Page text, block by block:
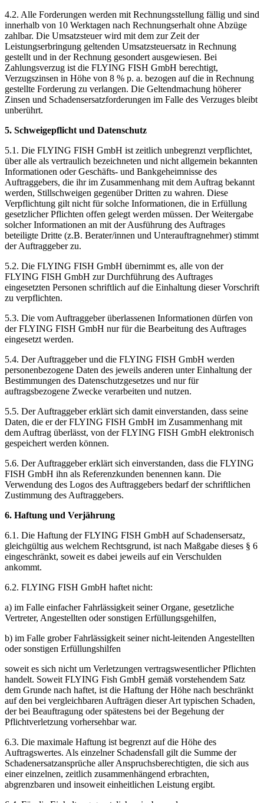
4.2. Alle Forderungen werden mit Rechnungsstellung fällig und sind
innerhalb von 10 Werktagen nach Rechnungserhalt ohne Abzüge
zahlbar. Die Umsatzsteuer wird mit dem zur Zeit der
Leistungserbringung geltenden Umsatzsteuersatz in Rechnung
gestellt und in der Rechnung gesondert ausgewiesen. Bei
Zahlungsverzug ist die FLYING FISH GmbH berechtigt,
Verzugszinsen in Höhe von 8 % p. a. bezogen auf die in Rechnung
gestellte Forderung zu verlangen. Die Geltendmachung höherer
Zinsen und Schadensersatzforderungen im Falle des Verzuges bleibt
unberührt.
5. Schweigepflicht und Datenschutz
5.1. Die FLYING FISH GmbH ist zeitlich unbegrenzt verpflichtet,
über alle als vertraulich bezeichneten und nicht allgemein bekannten
Informationen oder Geschäfts- und Bankgeheimnisse des
Auftraggebers, die ihr im Zusammenhang mit dem Auftrag bekannt
werden, Stillschweigen gegenüber Dritten zu wahren. Diese
Verpflichtung gilt nicht für solche Informationen, die in Erfüllung
gesetzlicher Pflichten offen gelegt werden müssen. Der Weitergabe
solcher Informationen an mit der Ausführung des Auftrages
beteiligte Dritte (z.B. Berater/innen und Unterauftragnehmer) stimmt
der Auftraggeber zu.
5.2. Die FLYING FISH GmbH übernimmt es, alle von der
FLYING FISH GmbH zur Durchführung des Auftrages
eingesetzten Personen schriftlich auf die Einhaltung dieser Vorschrift
zu verpflichten.
5.3. Die vom Auftraggeber überlassenen Informationen dürfen von
der FLYING FISH GmbH nur für die Bearbeitung des Auftrages
eingesetzt werden.
5.4. Der Auftraggeber und die FLYING FISH GmbH werden
personenbezogene Daten des jeweils anderen unter Einhaltung der
Bestimmungen des Datenschutzgesetzes und nur für
auftragsbezogene Zwecke verarbeiten und nutzen.
5.5. Der Auftraggeber erklärt sich damit einverstanden, dass seine
Daten, die er der FLYING FISH GmbH im Zusammenhang mit
dem Auftrag überlässt, von der FLYING FISH GmbH elektronisch
gespeichert werden können.
5.6. Der Auftraggeber erklärt sich einverstanden, dass die FLYING
FISH GmbH ihn als Referenzkunden benennen kann. Die
Verwendung des Logos des Auftraggebers bedarf der schriftlichen
Zustimmung des Auftraggebers.
6. Haftung und Verjährung
6.1. Die Haftung der FLYING FISH GmbH auf Schadensersatz,
gleichgültig aus welchem Rechtsgrund, ist nach Maßgabe dieses § 6
eingeschränkt, soweit es dabei jeweils auf ein Verschulden
ankommt.
6.2. FLYING FISH GmbH haftet nicht:
a) im Falle einfacher Fahrlässigkeit seiner Organe, gesetzliche
Vertreter, Angestellten oder sonstigen Erfüllungsgehilfen,
b) im Falle grober Fahrlässigkeit seiner nicht-leitenden Angestellten
oder sonstigen Erfüllungshilfen
soweit es sich nicht um Verletzungen vertragswesentlicher Pflichten
handelt. Soweit FLYING Fish GmbH gemäß vorstehendem Satz
dem Grunde nach haftet, ist die Haftung der Höhe nach beschränkt
auf den bei vergleichbaren Aufträgen dieser Art typischen Schaden,
der bei Beauftragung oder spätestens bei der Begehung der
Pflichtverletzung vorhersehbar war.
6.3. Die maximale Haftung ist begrenzt auf die Höhe des
Auftragswertes. Als einzelner Schadensfall gilt die Summe der
Schadenersatzansprüche aller Anspruchsberechtigten, die sich aus
einer einzelnen, zeitlich zusammenhängend erbrachten,
abgrenzbaren und insoweit einheitlichen Leistung ergibt.